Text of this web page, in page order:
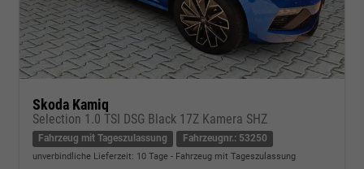
Skoda Kamiq
Selection 1.0 TSI DSG Black 17Z Kamera SHZ
Fahrzeug mit Tageszulassung Fahrzeugnr.: 53250
unverbindliche Lieferzeit: 10 Tage Fahrzeug mit Tageszulassung